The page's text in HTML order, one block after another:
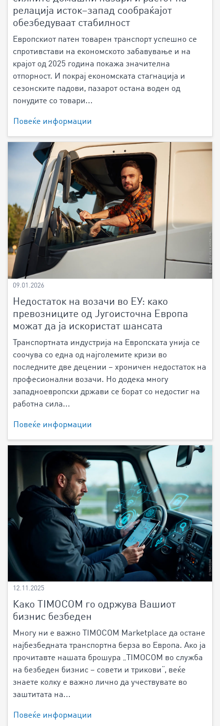
релација исток–запад сообраќајот
обезбедуваат стабилност
Европскиот патен товарен транспорт успешно се
спротивстави на економското забавување и на
крајот од 2025 година покажа значителна
отпорност. И покрај економската стагнација и
сезонските падови, пазарот остана воден од
понудите со товари...
Повеќе информации
09.01.2026
Недостаток на возачи во ЕУ: како
превозниците од Југоисточна Европа
можат да ја искористат шансата
Транспортната индустрија на Европската унија се
соочува со една од најголемите кризи во
последните две децении – хроничен недостаток на
професионални возачи. Но додека многу
западноевропски држави се борат со недостиг на
работна сила...
Повеќе информации
12.11.2025
Како TIMOCOM го одржува Вашиот
бизнис безбеден
Многу ни е важно TIMOCOM Marketplace да остане
најбезбедната транспортна берза во Европа. Ако ја
прочитавте нашата брошура „TIMOCOM во служба
на безбеден бизнис – совети и трикови“, веќе
знаете колку е важно лично да учествувате во
заштитата на...
Повеќе информации